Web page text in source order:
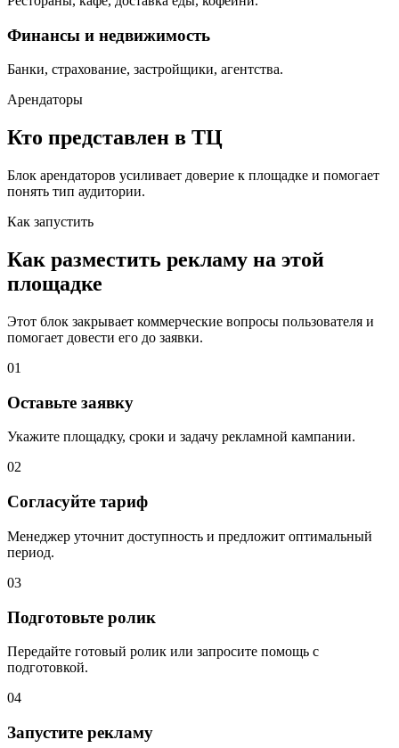
Финансы и недвижимость
Банки, страхование, застройщики, агентства.
Арендаторы
Кто представлен в ТЦ
Блок арендаторов усиливает доверие к площадке и помогает
понять тип аудитории.
Как запустить
Как разместить рекламу на этой
площадке
Этот блок закрывает коммерческие вопросы пользователя и
помогает довести его до заявки.
01
Оставьте заявку
Укажите площадку, сроки и задачу рекламной кампании.
02
Согласуйте тариф
Менеджер уточнит доступность и предложит оптимальный
период.
03
Подготовьте ролик
Передайте готовый ролик или запросите помощь с
подготовкой.
04
Запустите рекламу